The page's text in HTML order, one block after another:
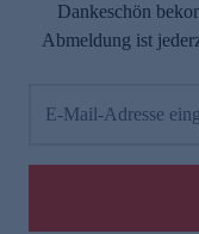
Dankeschön
Abmeldung ist
E-Mail-Adresse